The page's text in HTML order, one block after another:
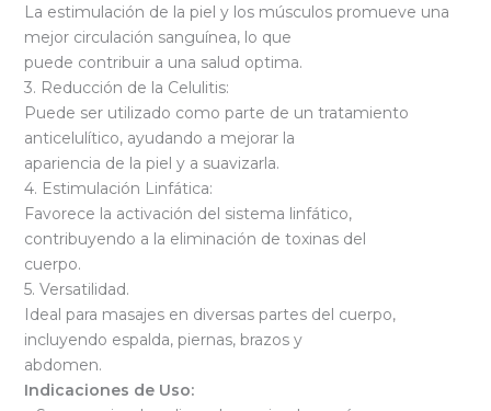
La estimulación de la piel y los músculos promueve una
mejor circulación sanguínea, lo que
puede contribuir a una salud optima.
3. Reducción de la Celulitis:
Puede ser utilizado como parte de un tratamiento
anticelulítico, ayudando a mejorar la
apariencia de la piel y a suavizarla.
4. Estimulación Linfática:
Favorece la activación del sistema linfático,
contribuyendo a la eliminación de toxinas del
cuerpo.
5. Versatilidad.
Ideal para masajes en diversas partes del cuerpo,
incluyendo espalda, piernas, brazos y
abdomen.
Indicaciones de Uso: